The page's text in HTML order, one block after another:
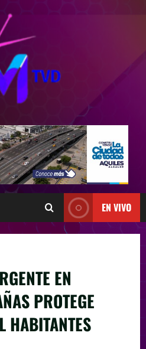
EN VIVO
EN
PROTEGE
HABITANTES